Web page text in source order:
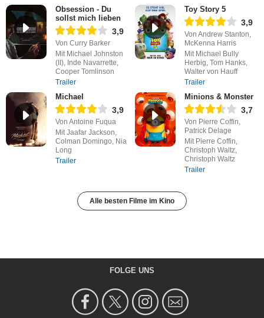
Obsession - Du
sollst mich lieben
3,9
Von Curry Barker
Mit Michael Johnston
(II), Inde Navarrette,
Cooper Tomlinson
Trailer
Toy Story 5
3,9
Von Andrew Stanton,
McKenna Harris
Mit Michael Bully
Herbig, Tom Hanks,
Walter von Hauff
Trailer
Michael
3,9
Von Antoine Fuqua
Mit Jaafar Jackson,
Colman Domingo, Nia
Long
Trailer
Minions & Monster
3,7
Von Pierre Coffin,
Patrick Delage
Mit Pierre Coffin,
Christoph Waltz,
Christoph Waltz
Trailer
Alle besten Filme im Kino
FOLGE UNS